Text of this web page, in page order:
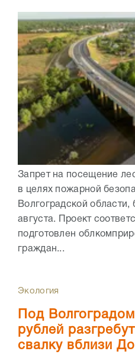
Запрет на посещение
в целях пожарной
Волгоградской области,
августа. Проект
подготовлен
граждан...
Экология
Под
рублей
свалку вблизи